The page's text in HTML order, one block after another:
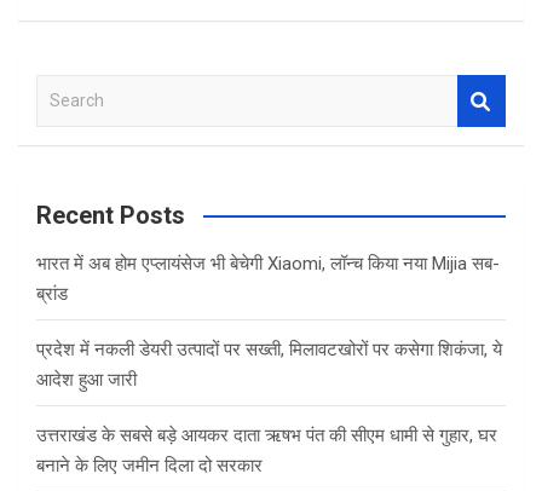
a
c
Recent Posts
भारत में अब होम एप्लायंसेज भी बेचेगी Xiaomi, लॉन्च किया नया Mijia सब-
ब्रांड
प्रदेश में नकली डेयरी उत्पादों पर सख्ती, मिलावटखोरों पर कसेगा शिकंजा, ये
आदेश हुआ जारी
उत्तराखंड के सबसे बड़े आयकर दाता ऋषभ पंत की सीएम धामी से गुहार, घर
बनाने के लिए जमीन दिला दो सरकार